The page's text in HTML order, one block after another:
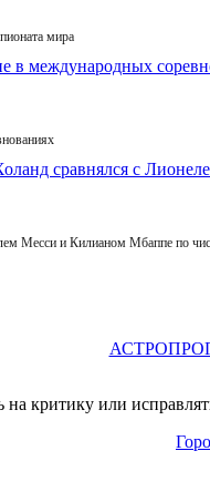
мира
Месси и Килианом Мбаппе по
на критику или